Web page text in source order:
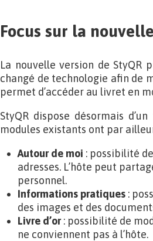
Focus sur la
La nouvelle version de StyQR
changé de technologie afin de
permet d’accéder au livret en
StyQR dispose désormais
modules existants ont par
Autour de moi : possibilité
adresses. L’hôte peut
personnel.
Informations pratiques :
des images et des
Livre d’or: possibilité de
ne conviennent pas à l’hôte.